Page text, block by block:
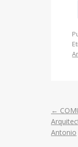
Post
←
Antonio